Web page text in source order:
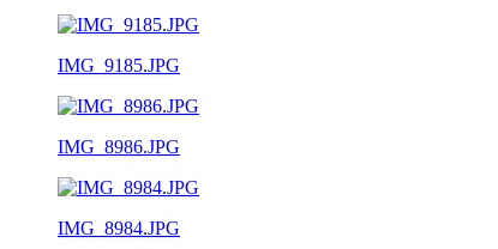
IMG_9185.JPG
IMG_8986.JPG
IMG_8984.JPG